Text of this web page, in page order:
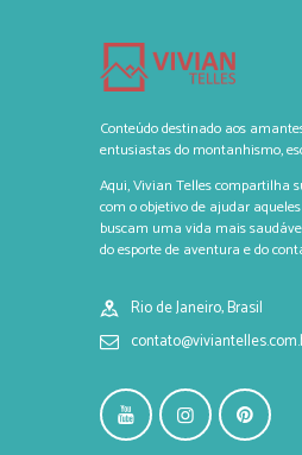
Conteúdo destinado aos
entusiastas do montanhismo,
Aqui, Vivian Telles compartilha
com o objetivo de ajudar
buscam uma vida mais
do esporte de aventura e do
Rio de Janeiro, Brasil